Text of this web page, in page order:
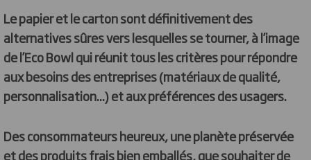
Le papier et le carton sont définitivement des
alternatives sûres vers lesquelles se tourner, à l’image
de l’Eco Bowl qui réunit tous les critères pour répondre
aux besoins des entreprises (matériaux de qualité,
personnalisation...) et aux préférences des usagers.
Des consommateurs heureux, une planète préservée
et des produits frais bien emballés, que souhaiter de